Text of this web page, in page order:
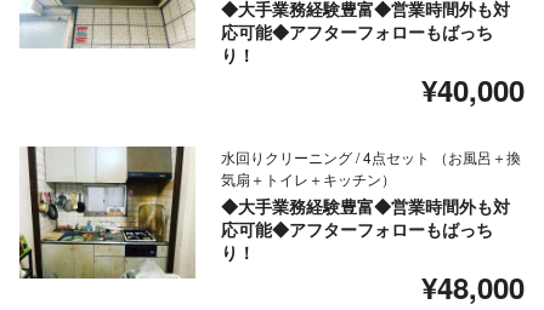
◆大手業務経験豊富◆営業時間外も対
応可能◆アフターフォローもばっち
り！
¥40,000
水回りクリーニング / 4点セット （お風呂＋換
気扇＋トイレ＋キッチン）
◆大手業務経験豊富◆営業時間外も対
応可能◆アフターフォローもばっち
り！
¥48,000